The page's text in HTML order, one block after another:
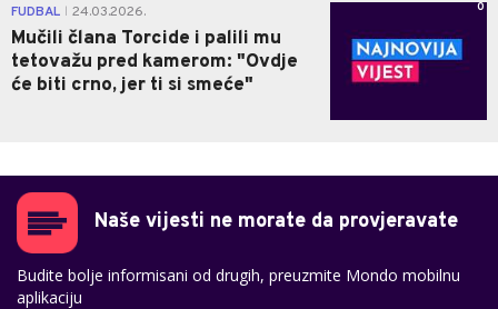
FUDBAL 24.03.2026.
Mučili člana Torcide i palili mu
tetovažu pred kamerom: "Ovdje
će biti crno, jer ti si smeće"
0
Naše vijesti ne morate da provjeravate
Budite bolje informisani od drugih, preuzmite Mondo mobilnu
aplikaciju